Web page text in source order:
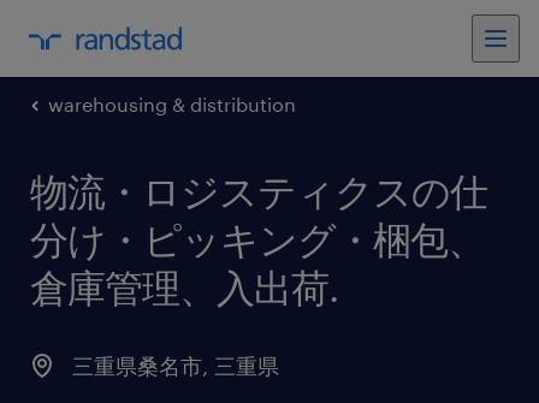
warehousing & distribution
物流・ロジスティクスの仕
分け・ピッキング・梱包、
倉庫管理、入出荷.
三重県桑名市, 三重県